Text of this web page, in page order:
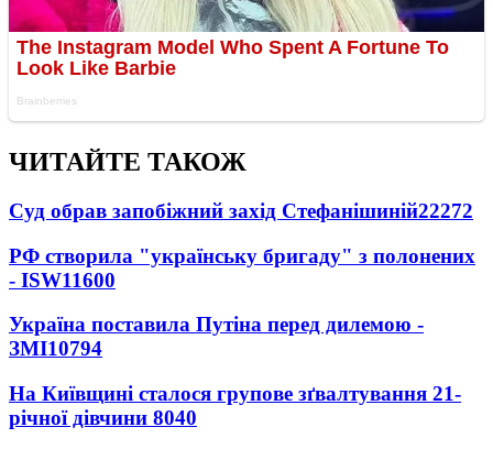
ЧИТАЙТЕ ТАКОЖ
Суд обрав запобіжний захід Стефанішиній22272
РФ створила "українську бригаду" з полонених
- ISW11600
Україна поставила Путіна перед дилемою -
ЗМІ10794
На Київщині сталося групове зґвалтування 21-
річної дівчини 8040